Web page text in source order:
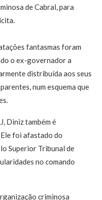
de Cabral, para
fantasmas foram
o ex-governador a
distribuída aos seus
num esquema que
Diniz também é
foi afastado do
Superior Tribunal de
no comando
criminosa